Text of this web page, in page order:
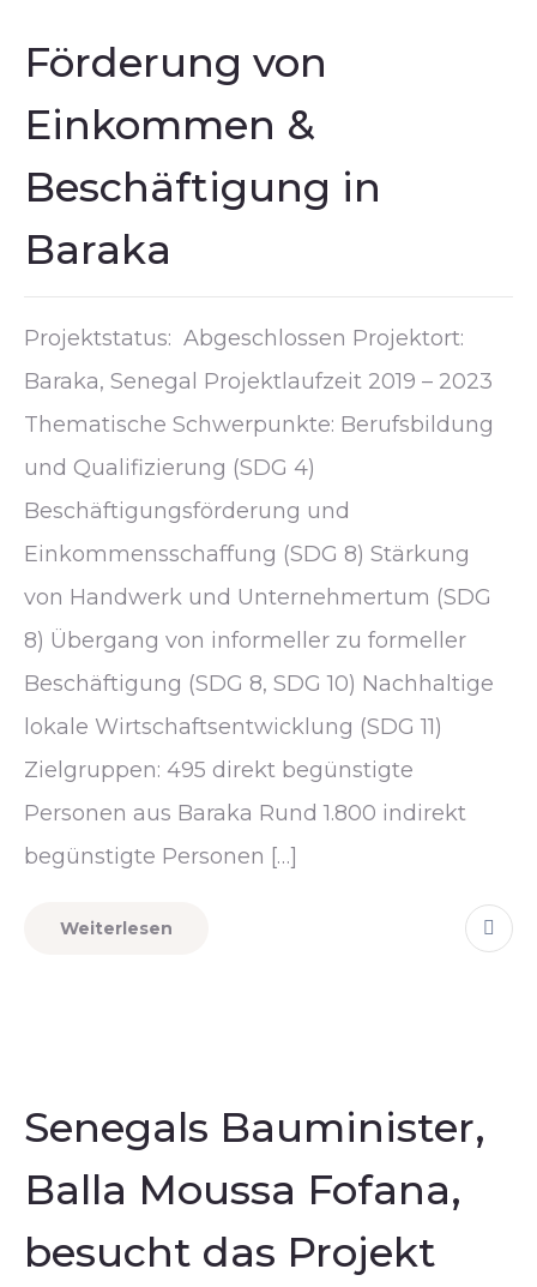
Förderung von
Einkommen &
Beschäftigung in
Baraka
Projektstatus: Abgeschlossen Projektort:
Baraka, Senegal Projektlaufzeit 2019 – 2023
Thematische Schwerpunkte: Berufsbildung
und Qualifizierung (SDG 4)
Beschäftigungsförderung und
Einkommensschaffung (SDG 8) Stärkung
von Handwerk und Unternehmertum (SDG
8) Übergang von informeller zu formeller
Beschäftigung (SDG 8, SDG 10) Nachhaltige
lokale Wirtschaftsentwicklung (SDG 11)
Zielgruppen: 495 direkt begünstigte
Personen aus Baraka Rund 1.800 indirekt
begünstigte Personen […]
Weiterlesen
Senegals Bauminister,
Balla Moussa Fofana,
besucht das Projekt